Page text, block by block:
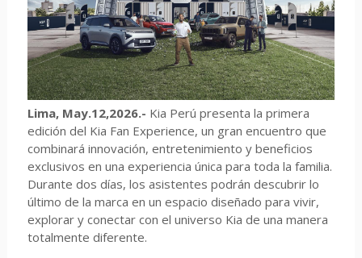
Lima, May.12,2026.- Kia Perú presenta la primera
edición del Kia Fan Experience, un gran encuentro que
combinará innovación, entretenimiento y beneficios
exclusivos en una experiencia única para toda la familia.
Durante dos días, los asistentes podrán descubrir lo
último de la marca en un espacio diseñado para vivir,
explorar y conectar con el universo Kia de una manera
totalmente diferente.